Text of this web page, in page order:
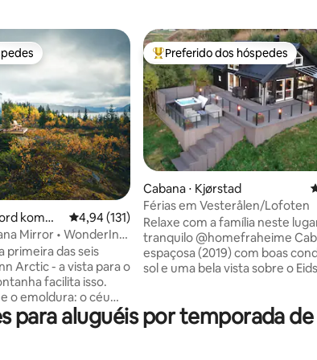
150 avaliações
komm
4,94 de uma avaliação média de 5, 131
4,94 (131)
Mirror • WonderInn
primeira das seis
Arctic - a vista para o
facilita isso.
o emoldura: o céu
do Kvæfjord abaixo.
reflete ambos à
Entre os melhores preferidos
Preferido dos hóspedes
Cabana ⋅ Kjørstad
Férias em Vesterålen/Lofoten
Relaxe com a família neste
tranquilo @homefraheime
espaçosa (2019) com boas
sol e uma bela vista sobre o
quarto de jardim dão-lhe
para desfrutar do silêncio e
para aluguéis por temporada